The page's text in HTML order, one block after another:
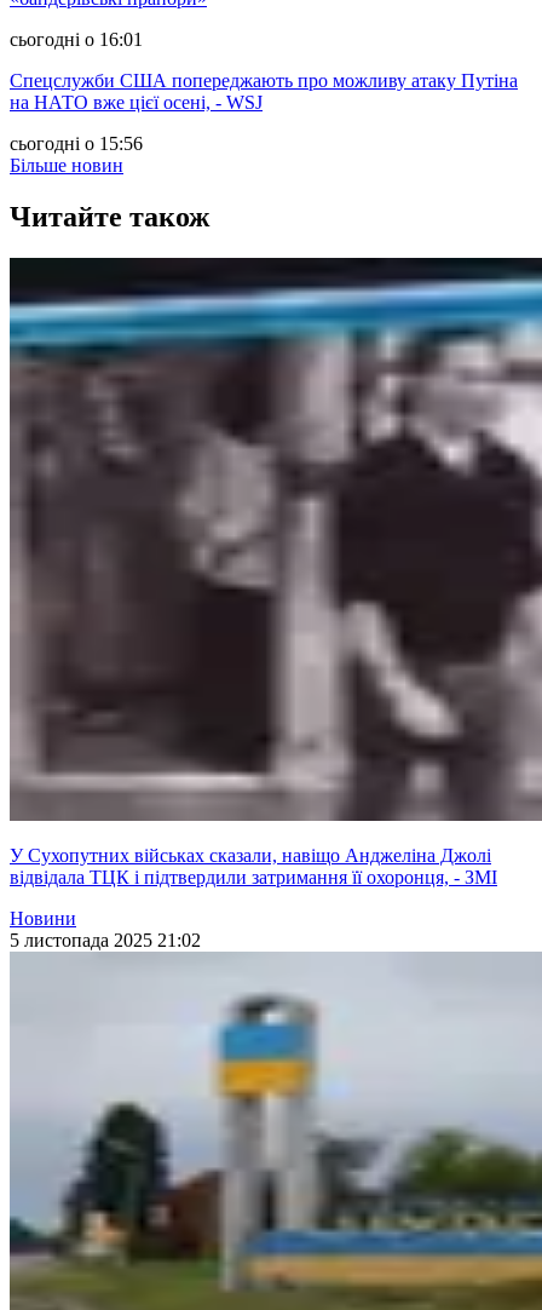
сьогодні о 16:01
Спецслужби США попереджають про можливу атаку Путіна
на НАТО вже цієї осені, - WSJ
сьогодні о 15:56
Більше новин
Читайте також
У Сухопутних військах сказали, навіщо Анджеліна Джолі
відвідала ТЦК і підтвердили затримання її охоронця, - ЗМІ
Новини
5 листопада 2025 21:02